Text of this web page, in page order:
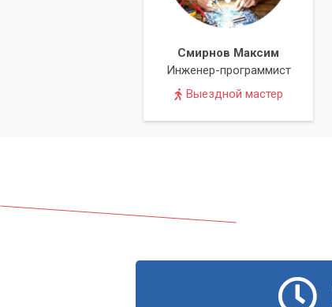
Смирнов Максим
Инженер-программист
Выездной мастер